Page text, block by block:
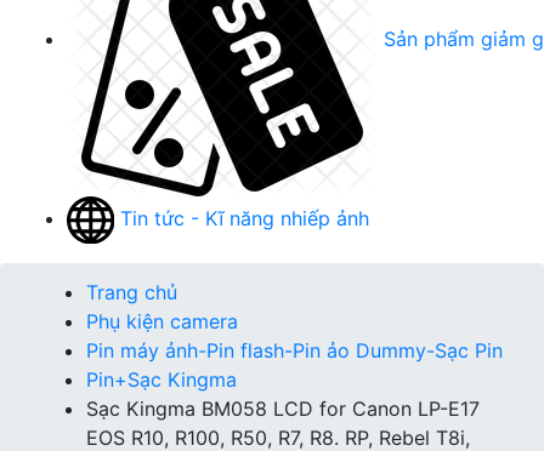
Sản phẩm giảm
Tin tức - Kĩ năng nhiếp ảnh
Trang chủ
Phụ kiện camera
Pin máy ảnh-Pin flash-Pin ảo Dummy-Sạc Pin
Pin+Sạc Kingma
Sạc Kingma BM058 LCD for Canon LP-E17
EOS R10, R100, R50, R7, R8. RP, Rebel T8i,